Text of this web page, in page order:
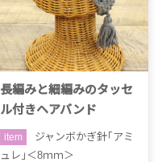
長編みと細編みのタッセ
ル付きヘアバンド
item
ジャンボかぎ針｢アミ
ュレ｣＜8ｍｍ＞